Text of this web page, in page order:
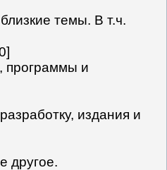
темы. В т.ч.
программы и
издания и
другое.